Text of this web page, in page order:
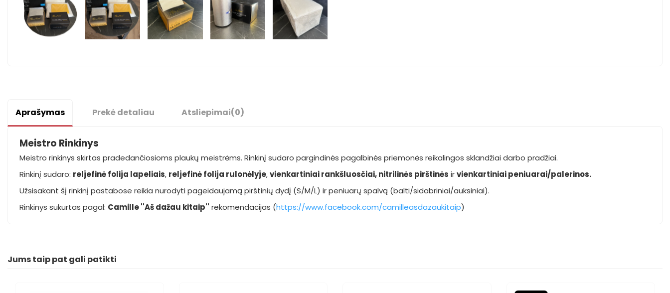
Aprašymas Prekė detaliau Atsliepimai(0)
Meistro Rinkinys
Meistro rinkinys skirtas pradedančiosioms plaukų meistrėms. Rinkinį sudaro pargindinės pagalbinės priemonės reikalingos sklandžiai darbo pradžiai.
Rinkinį sudaro: reljefinė folija lapeliais, reljefinė folija rulonėlyje,vienkartiniai rankšluosčiai,nitrilinės pirštinės irvienkartiniaipeniuarai/palerinos.
Užsisakant šį rinkinį pastabose reikia nurodyti pageidaujamą pirštinių dydį (S/M/L) ir peniuarų spalvą (balti/sidabriniai/auksiniai).
Rinkinys sukurtas pagal: Camille ''Aš dažau kitaip'' rekomendacijas (https://www.facebook.com/camilleasdazaukitaip)
Jums taip pat gali patikti